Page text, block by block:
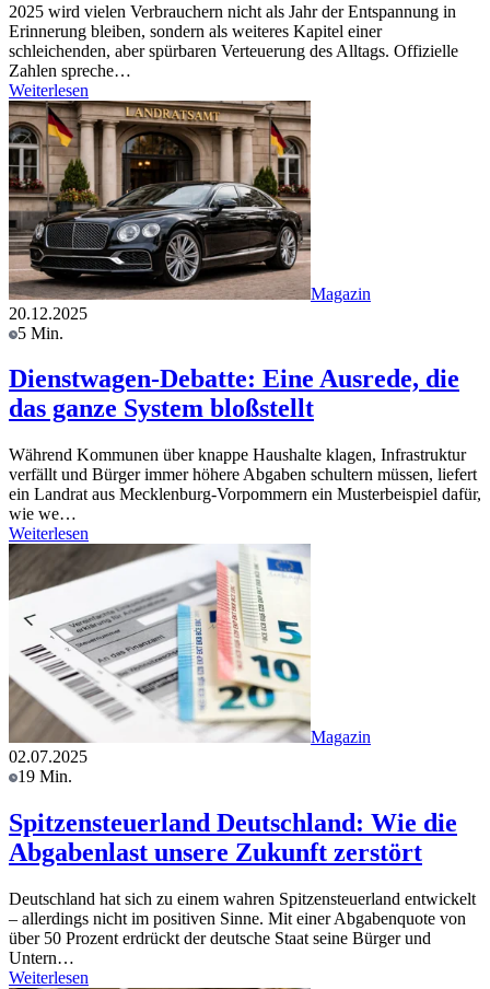
2025 wird vielen Verbrauchern nicht als Jahr der Entspannung in
Erinnerung bleiben, sondern als weiteres Kapitel einer
schleichenden, aber spürbaren Verteuerung des Alltags. Offizielle
Zahlen spreche…
Weiterlesen
Magazin
20.12.2025
5 Min.
Dienstwagen-Debatte: Eine Ausrede, die
das ganze System bloßstellt
Während Kommunen über knappe Haushalte klagen, Infrastruktur
verfällt und Bürger immer höhere Abgaben schultern müssen, liefert
ein Landrat aus Mecklenburg-Vorpommern ein Musterbeispiel dafür,
wie we…
Weiterlesen
Magazin
02.07.2025
19 Min.
Spitzensteuerland Deutschland: Wie die
Abgabenlast unsere Zukunft zerstört
Deutschland hat sich zu einem wahren Spitzensteuerland entwickelt
– allerdings nicht im positiven Sinne. Mit einer Abgabenquote von
über 50 Prozent erdrückt der deutsche Staat seine Bürger und
Untern…
Weiterlesen